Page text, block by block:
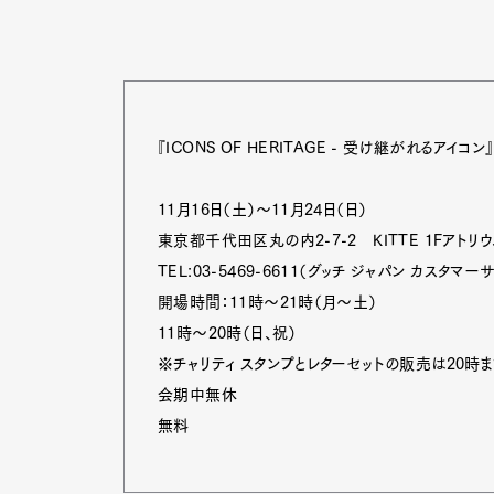
『ICONS OF HERITAGE - 受け継がれるアイコン
11月16日（土）～11月24日（日）
東京都千代田区丸の内2-7-2 KITTE 1Fアトリウ
TEL:03-5469-6611（グッチ ジャパン カスタマーサ
開場時間：11時～21時（月～土）
11時～20時（日、祝）
※チャリティ スタンプとレターセットの販売は20時
会期中無休
無料